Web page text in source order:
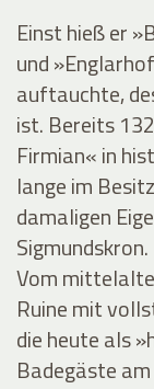
Einst hieß er
und
auftauchte,
ist. Bereits
Firmian« in
lange im
damaligen
Vom
Ruine mit
die heute als
Badegäste